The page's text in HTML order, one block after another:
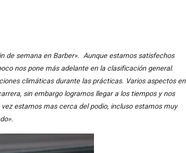
de semana en Barber». Aunque estamos satisfechos
nos pone más adelante en la clasificación general.
climáticas durante las prácticas. Varios aspectos en
sin embargo logramos llegar a los tiempos y nos
estamos mas cerca del podio, incluso estamos muy